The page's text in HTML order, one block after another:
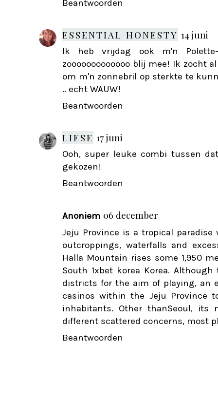
Beantwoorden
ESSENTIAL HONESTY 14 juni
Ik heb vrijdag ook m'n
zooooooooooooo blij mee! Ik zocht
om m'n zonnebril op sterkte te
.. echt WAUW!
Beantwoorden
LIESE 17 juni
Ooh, super leuke combi tussen
gekozen!
Beantwoorden
Anoniem 06 december
Jeju Province is a tropical
outcroppings, waterfalls and
Halla Mountain rises some 1,950
South 1xbet korea Korea.
districts for the aim of playing, an
casinos within the Jeju Province
inhabitants. Other thanSeoul, its
different scattered concerns, most
Beantwoorden